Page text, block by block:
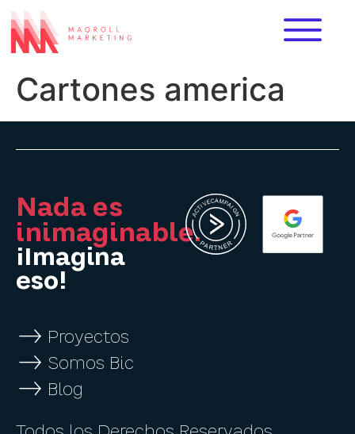
Cartones america
Nada es
inimaginable.
¡Imagina
eso!
Proyectos
Somos Bic
Blog